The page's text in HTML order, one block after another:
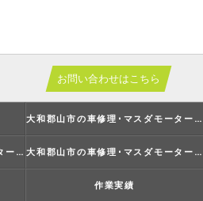
お問い合わせはこちら
大和郡山市の車修理･マスダモータースの口コミ情報
大和郡山市の車修理･マスダモータースの評判 大和郡山市の車修理･マスダモータースのお客様の声
作業実績